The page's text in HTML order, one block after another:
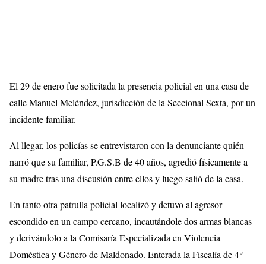
El 29 de enero fue solicitada la presencia policial en una casa de
calle Manuel Meléndez, jurisdicción de la Seccional Sexta, por un
incidente familiar.
Al llegar, los policías se entrevistaron con la denunciante quién
narró que su familiar, P.G.S.B de 40 años, agredió físicamente a
su madre tras una discusión entre ellos y luego salió de la casa.
En tanto otra patrulla policial localizó y detuvo al agresor
escondido en un campo cercano, incautándole dos armas blancas
y derivándolo a la Comisaría Especializada en Violencia
Doméstica y Género de Maldonado. Enterada la Fiscalía de 4°